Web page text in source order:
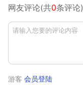
网友评论(共0条评论)
游客 会员登陆